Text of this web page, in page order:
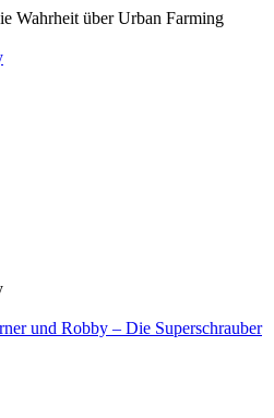
Wahrheit über Urban Farming
und Robby – Die Superschrauber